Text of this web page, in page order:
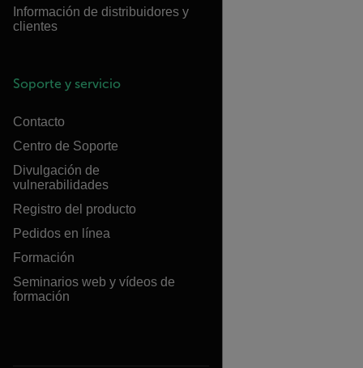
Información de distribuidores y
clientes
Soporte y servicio
Contacto
Centro de Soporte
Divulgación de
vulnerabilidades
Registro del producto
Pedidos en línea
Formación
Seminarios web y vídeos de
formación